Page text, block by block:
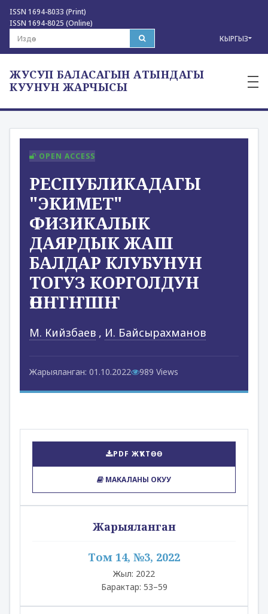
ISSN 1694-8033 (Print)
ISSN 1694-8025 (Online)
КЫРГЫЗ
ЖУСУП БАЛАСАГЫН АТЫНДАГЫ
КУУНУН ЖАРЧЫСЫ
—
—
—
OPEN ACCESS
РЕСПУБЛИКАДАГЫ
"ЭКИМЕТ"
ФИЗИКАЛЫК
ДАЯРДЫК ЖАШ
БАЛДАР КЛУБУНУН
ТОГУЗ КОРГОЛДУН
ӨНҤГҤШҤ
М. Кийзбаев , И. Байсырахманов
Жарыяланган: 01.10.2022 989 Views
PDF ЖҮКТӨӨ
МАКАЛАНЫ ОКУУ
Жарыяланган
Том 14, №3, 2022
Жыл: 2022
Барактар: 53–59